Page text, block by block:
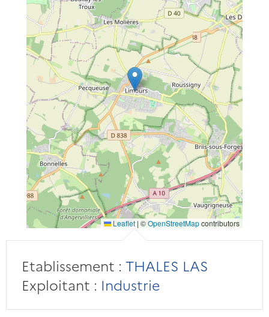
Leaflet | ©OpenStreetMapcontributors
Etablissement : THALES LAS
Exploitant : Industrie